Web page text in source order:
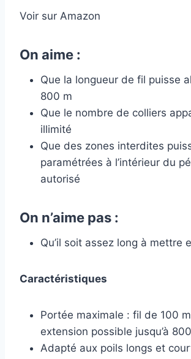
Voir sur Amazon
On aime :
Que la longueur de fil puisse
800 m
Que le nombre de colliers
illimité
Que des zones interdites
paramétrées à l’intérieur du
autorisé
On n’aime pas :
Qu’il soit assez long à mettre
Caractéristiques
Portée maximale : fil de 100
extension possible jusqu’à
Adapté aux poils longs et